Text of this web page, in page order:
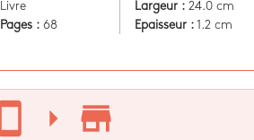
Livre
Pages : 68
Largeur :24.0 cm
Epaisseur :1.2 cm
stay_current_portrait arrow_right store_mall_directory